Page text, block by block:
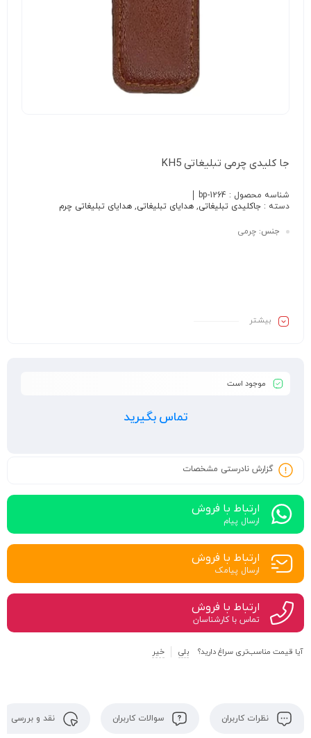
جا کلیدی چرمی تبلیغاتی KH5
شناسه محصول : bp-1264
دسته : جاکلیدی تبلیغاتی, هدایای تبلیغاتی, هدایای تبلیغاتی چرم
جنس: چرمی
بیشـتر
موجود است
تماس بگیرید
گزارش نادرستی مشخصات
ارتباط با فروش
ارسال پیام
ارتباط با فروش
ارسال پیامک
ارتباط با فروش
تماس با کارشناسان
آیا قیمت مناسب‌تری سراغ دارید؟ بلی خیر
نظرات کاربران سوالات کاربران نقد و بررسی